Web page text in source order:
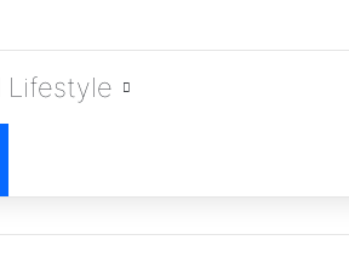
Lifestyle